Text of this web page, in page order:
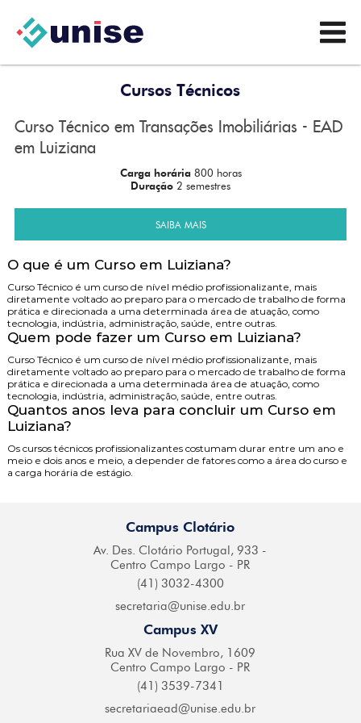
Cursos Técnicos
Curso Técnico em Transações Imobiliárias - EAD
em Luiziana
Carga horária 800 horas
Duração 2 semestres
SAIBA MAIS
O que é um Curso em Luiziana?
Curso Técnico é um curso de nível médio profissionalizante, mais
diretamente voltado ao preparo para o mercado de trabalho de forma
prática e direcionada a uma determinada área de atuação, como
tecnologia, indústria, administração, saúde, entre outras.
Quem pode fazer um Curso em Luiziana?
Curso Técnico é um curso de nível médio profissionalizante, mais
diretamente voltado ao preparo para o mercado de trabalho de forma
prática e direcionada a uma determinada área de atuação, como
tecnologia, indústria, administração, saúde, entre outras.
Quantos anos leva para concluir um Curso em
Luiziana?
Os cursos técnicos profissionalizantes costumam durar entre um ano e
meio e dois anos e meio, a depender de fatores como a área do curso e
a carga horária de estágio.
Campus Clotário
Av. Des. Clotário Portugal, 933 -
Centro Campo Largo - PR
(41) 3032-4300
secretaria@unise.edu.br
Campus XV
Rua XV de Novembro, 1609
Centro Campo Largo - PR
(41) 3539-7341
secretariaead@unise.edu.br